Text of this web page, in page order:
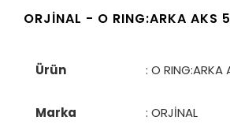
ORJİNAL - O RING:ARKA AKS
Ürün : O RING:ARKA
Marka : ORJİNAL